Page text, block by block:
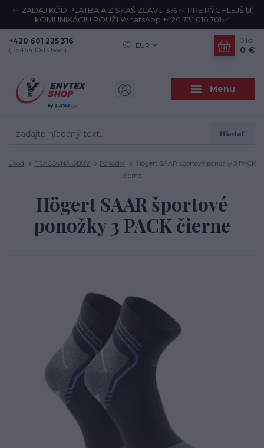
✅ ZADAJ KÓD PLATBA A ZÍSKAŠ ZĽAVU 3% ✅ PRE RÝCHLEJŠIU
KOMUNIKÁCIU POUŽI WhatsApp +420 731 016 701 ✅
Menu
EUR
Hľadať
+420 601 225 316
(Po-Pia 10-13 hod.)
0 ks
0 €
Úvod PRACOVNÁ OBUV Ponožky
Högert SAAR športové ponožky 3 PACK
čierne
Högert SAAR športové
ponožky 3 PACK čierne